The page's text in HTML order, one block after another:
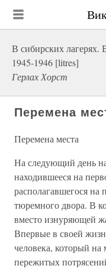
В сибирских лагерях.
1945-1946 [litres]
Герлах Хорст
Перемена
Перемена места
На следующий день
находившееся на
располагавшегося
тюремного двора. В
вместо изнуряющей
Впервые в своей
человека, который на
пережитых